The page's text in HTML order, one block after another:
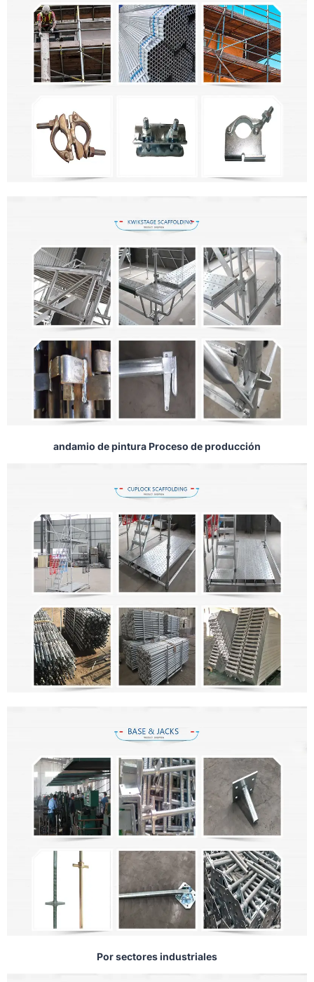
andamio de pintura Proceso de producción
Por sectores industriales